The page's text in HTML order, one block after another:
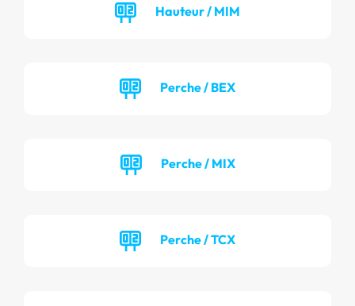
Hauteur / MIM
Perche / BEX
Perche / MIX
Perche / TCX